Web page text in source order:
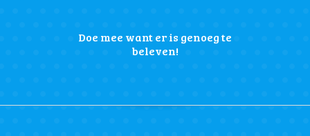
Doe mee want er is genoeg te
beleven!